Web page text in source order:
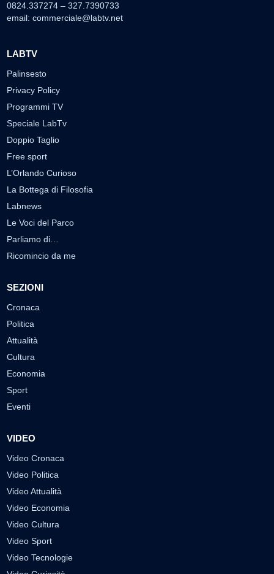
0824.337274 – 327.7390733
email: commerciale@labtv.net
LABTV
Palinsesto
Privacy Policy
Programmi TV
Speciale LabTv
Doppio Taglio
Free sport
L’Orlando Curioso
La Bottega di Filosofia
Labnews
Le Voci del Parco
Parliamo di…
Ricomincio da me
SEZIONI
Cronaca
Politica
Attualità
Cultura
Economia
Sport
Eventi
VIDEO
Video Cronaca
Video Politica
Video Attualità
Video Economia
Video Cultura
Video Sport
Video Tecnologie